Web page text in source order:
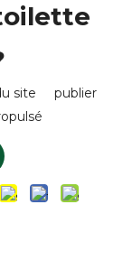
site publier